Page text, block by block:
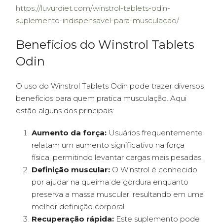
https://luvurdiet.com/winstrol-tablets-odin-
suplemento-indispensavel-para-musculacao/
Benefícios do Winstrol Tablets
Odin
O uso do Winstrol Tablets Odin pode trazer diversos
benefícios para quem pratica musculação. Aqui
estão alguns dos principais:
Aumento da força: Usuários frequentemente
relatam um aumento significativo na força
física, permitindo levantar cargas mais pesadas.
Definição muscular: O Winstrol é conhecido
por ajudar na queima de gordura enquanto
preserva a massa muscular, resultando em uma
melhor definição corporal.
Recuperação rápida: Este suplemento pode